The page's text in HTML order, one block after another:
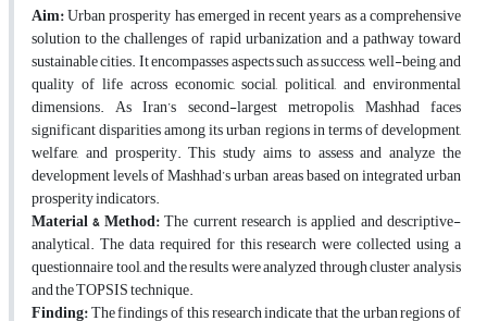
Aim:Urban prosperity has emerged in recent years as a comprehensive
solution to the challenges of rapid urbanization and a pathway toward
sustainable cities. It encompasses aspects such as success, well-being, and
quality of life across economic, social, political, and environmental
dimensions. As Iran’s second-largest metropolis, Mashhad faces
significant disparities among its urban regions in terms of development,
welfare, and prosperity. This study aims to assess and analyze the
development levels of Mashhad’s urban areas based on integrated urban
prosperity indicators.
Material & Method:The current research is applied and descriptive-
analytical. The data required for this research were collected using a
questionnaire tool, and the results were analyzed through cluster analysis
and the TOPSIS technique.
Finding:The findings of this research indicate that the urban regions of